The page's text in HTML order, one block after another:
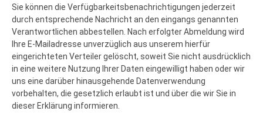
Sie können die Verfügbarkeitsbenachrichtigungen jederzeit
durch entsprechende Nachricht an den eingangs genannten
Verantwortlichen abbestellen. Nach erfolgter Abmeldung wird
Ihre E-Mailadresse unverzüglich aus unserem hierfür
eingerichteten Verteiler gelöscht, soweit Sie nicht ausdrücklich
in eine weitere Nutzung Ihrer Daten eingewilligt haben oder wir
uns eine darüber hinausgehende Datenverwendung
vorbehalten, die gesetzlich erlaubt ist und über die wir Sie in
dieser Erklärung informieren.